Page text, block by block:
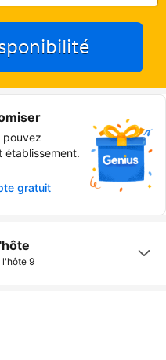
pouvez
établissement.
gratuit
l'hôte 9